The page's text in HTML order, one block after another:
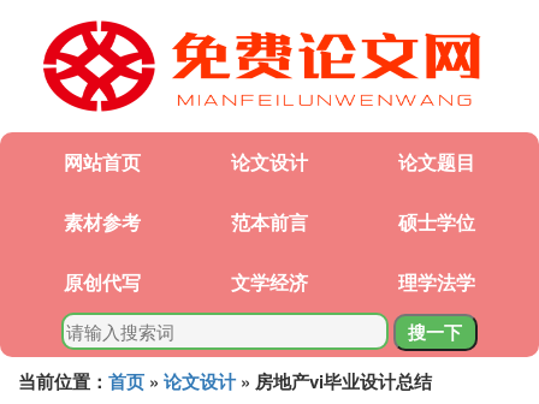
网站首页 论文设计 论文题目
素材参考 范本前言 硕士学位
原创代写 文学经济 理学法学
搜一下
当前位置： 首页 » 论文设计» 房地产vi毕业设计总结